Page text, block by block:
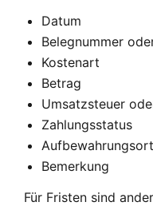
Datum
Belegnummer
Kostenart
Betrag
Umsatzsteuer
Zahlungsstatus
Aufbewahrungsort
Bemerkung
Für Fristen sind